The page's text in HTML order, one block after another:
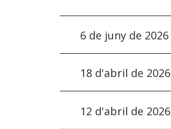
6 de juny de 2026
18 d'abril de 2026
12 d'abril de 2026